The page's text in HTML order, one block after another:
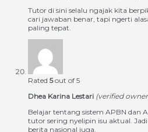
Tutor di sini selalu ngajak kita
cari jawaban benar, tapi ngerti
paling tepat.
Rated 5out of 5
Dhea Karina Lestari (verified
Belajar tentang sistem APBN dan
tutor sering nyelipin isu aktual.
berita nasional juga.